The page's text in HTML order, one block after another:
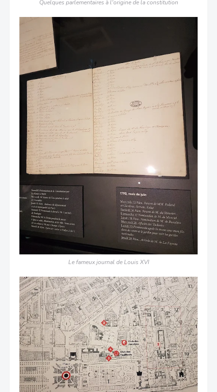
Quelques parlementaires à l'origine de la constitution
Le fameux journal de Louis XVI